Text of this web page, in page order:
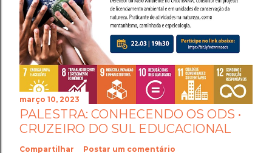
março 10, 2023
PALESTRA: CONHECENDO OS ODS •
CRUZEIRO DO SUL EDUCACIONAL
Compartilhar Postar um comentário